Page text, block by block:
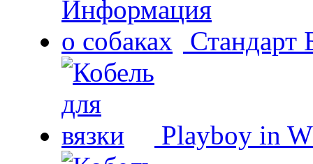
Стандарт
Playboy in